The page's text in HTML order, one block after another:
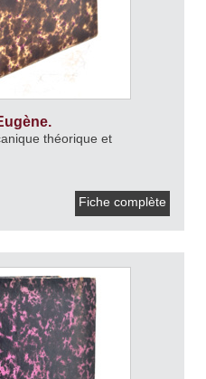
théorique et
Fiche complète